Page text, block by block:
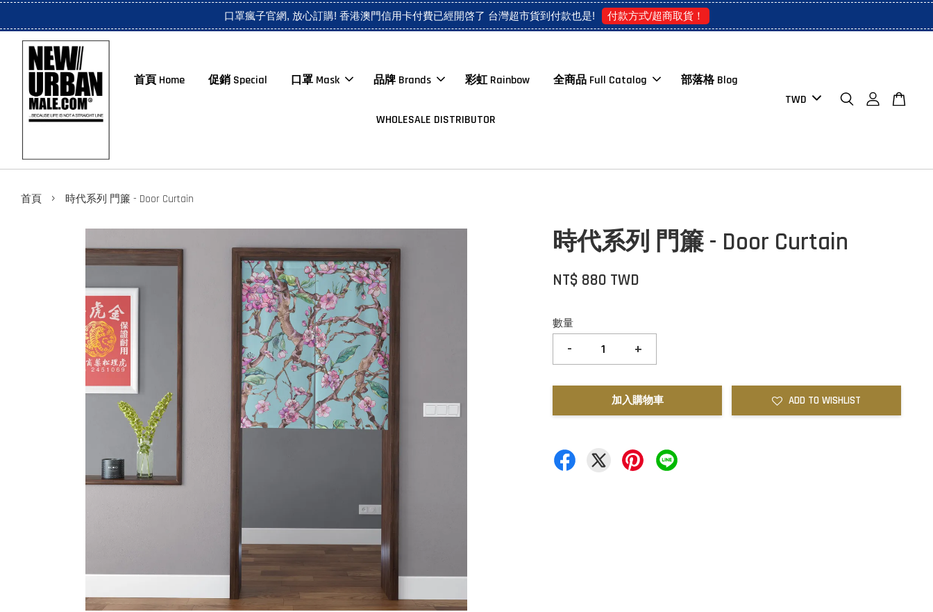
口罩瘋子官網, 放心訂購! 香港澳門信用卡付費已經開啓了 台灣超市貨到付款也是! 付款方式/超商取貨！
首頁 Home 促銷 Special 口罩 Mask 品牌 Brands 彩虹 Rainbow 全商品 Full Catalog 部落格 Blog
WHOLESALE DISTRIBUTOR
首頁 › 時代系列 門簾 - Door Curtain
時代系列 門簾 - Door Curtain
NT$ 880 TWD
數量
- +
加入購物車 ADD TO WISHLIST